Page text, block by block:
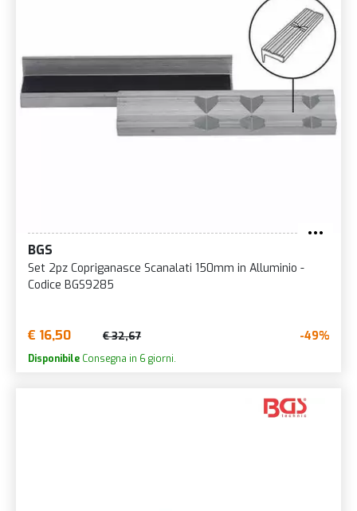
BGS
Set 2pz Copriganasce Scanalati 150mm in Alluminio -
Codice BGS9285
€ 16,50 € 32,67 -49%
Disponibile Consegna in 6 giorni.